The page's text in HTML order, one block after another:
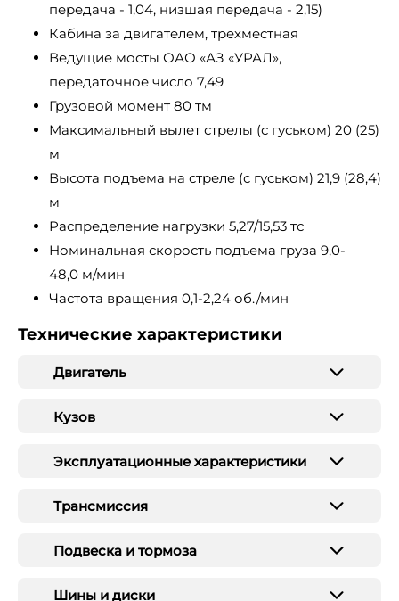
передача - 1,04, низшая передача - 2,15)
Кабина за двигателем, трехместная
Ведущие мосты ОАО «АЗ «УРАЛ»,
передаточное число 7,49
Грузовой момент 80 тм
Максимальный вылет стрелы (с гуськом) 20 (25)
м
Высота подъема на стреле (с гуськом) 21,9 (28,4)
м
Распределение нагрузки 5,27/15,53 тс
Номинальная скорость подъема груза 9,0-
48,0 м/мин
Частота вращения 0,1-2,24 об./мин
Технические характеристики
Двигатель
Кузов
Эксплуатационные характеристики
Трансмиссия
Подвеска и тормоза
Шины и диски